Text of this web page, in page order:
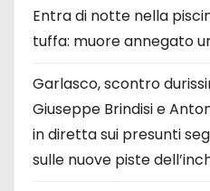
Entra di notte nella
tuffa: muore annegato
Garlasco, scontro
Giuseppe Brindisi e
in diretta sui presunti
sulle nuove piste